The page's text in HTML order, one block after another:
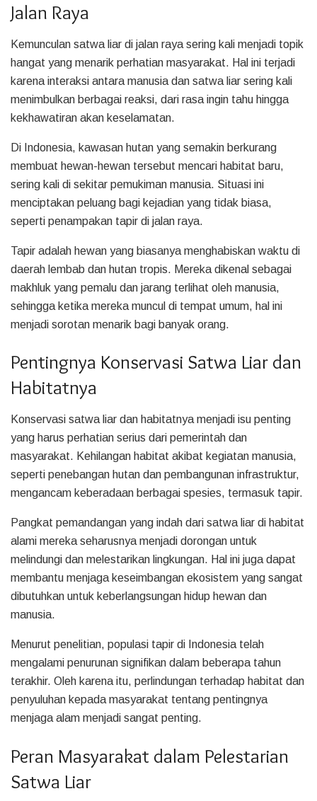
Jalan Raya
Kemunculan satwa liar di jalan raya sering kali menjadi topik
hangat yang menarik perhatian masyarakat. Hal ini terjadi
karena interaksi antara manusia dan satwa liar sering kali
menimbulkan berbagai reaksi, dari rasa ingin tahu hingga
kekhawatiran akan keselamatan.
Di Indonesia, kawasan hutan yang semakin berkurang
membuat hewan-hewan tersebut mencari habitat baru,
sering kali di sekitar pemukiman manusia. Situasi ini
menciptakan peluang bagi kejadian yang tidak biasa,
seperti penampakan tapir di jalan raya.
Tapir adalah hewan yang biasanya menghabiskan waktu di
daerah lembab dan hutan tropis. Mereka dikenal sebagai
makhluk yang pemalu dan jarang terlihat oleh manusia,
sehingga ketika mereka muncul di tempat umum, hal ini
menjadi sorotan menarik bagi banyak orang.
Pentingnya Konservasi Satwa Liar dan
Habitatnya
Konservasi satwa liar dan habitatnya menjadi isu penting
yang harus perhatian serius dari pemerintah dan
masyarakat. Kehilangan habitat akibat kegiatan manusia,
seperti penebangan hutan dan pembangunan infrastruktur,
mengancam keberadaan berbagai spesies, termasuk tapir.
Pangkat pemandangan yang indah dari satwa liar di habitat
alami mereka seharusnya menjadi dorongan untuk
melindungi dan melestarikan lingkungan. Hal ini juga dapat
membantu menjaga keseimbangan ekosistem yang sangat
dibutuhkan untuk keberlangsungan hidup hewan dan
manusia.
Menurut penelitian, populasi tapir di Indonesia telah
mengalami penurunan signifikan dalam beberapa tahun
terakhir. Oleh karena itu, perlindungan terhadap habitat dan
penyuluhan kepada masyarakat tentang pentingnya
menjaga alam menjadi sangat penting.
Peran Masyarakat dalam Pelestarian
Satwa Liar